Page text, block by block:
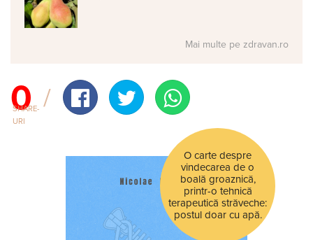
Mai multe pe zdravan.ro
0
SHARE-
URI
O carte despre
vindecarea de o
boală groaznică,
printr-o tehnică
terapeutică străveche:
postul doar cu apă.